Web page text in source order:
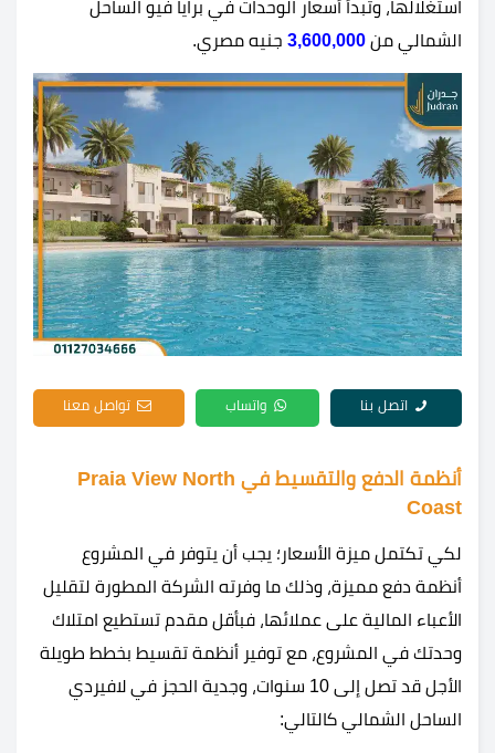
استغلالها، وتبدأ أسعار الوحدات في برايا فيو الساحل
الشمالي من 3,600,000 جنيه مصري.
اتصل بنا واتساب تواصل معنا
أنظمة الدفع والتقسيط في Praia View North
Coast
لكي تكتمل ميزة الأسعار؛ يجب أن يتوفر في المشروع
أنظمة دفع مميزة، وذلك ما وفرته الشركة المطورة لتقليل
الأعباء المالية على عملائها، فبأقل مقدم تستطيع امتلاك
وحدتك في المشروع، مع توفير أنظمة تقسيط بخطط طويلة
الأجل قد تصل إلى 10 سنوات، وجدية الحجز في لافيردي
الساحل الشمالي كالتالي: